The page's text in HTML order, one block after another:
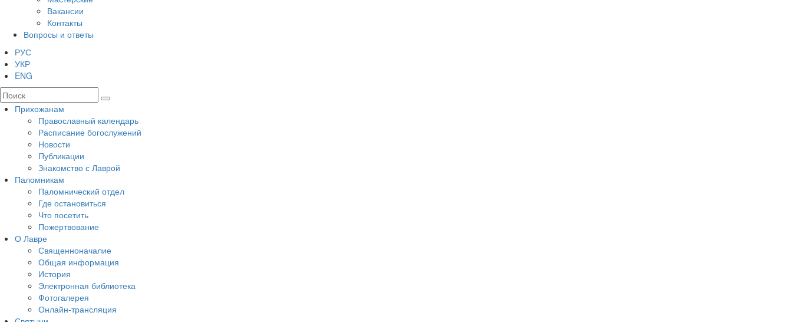
Вакансии
Контакты
Вопросы и ответы
РУС
УКР
ENG
Прихожанам
Православный календарь
Расписание богослужений
Новости
Публикации
Знакомство с Лаврой
Паломникам
Паломнический отдел
Где остановиться
Что посетить
Пожертвование
О Лавре
Священноначалие
Общая информация
История
Электронная библиотека
Фотогалерея
Онлайн-трансляция